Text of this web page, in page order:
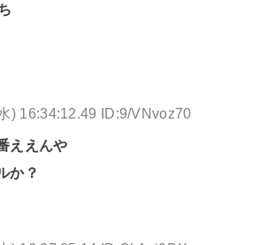
) 16:34:12.49 ID:9/VNvoz70
ええんや
か？